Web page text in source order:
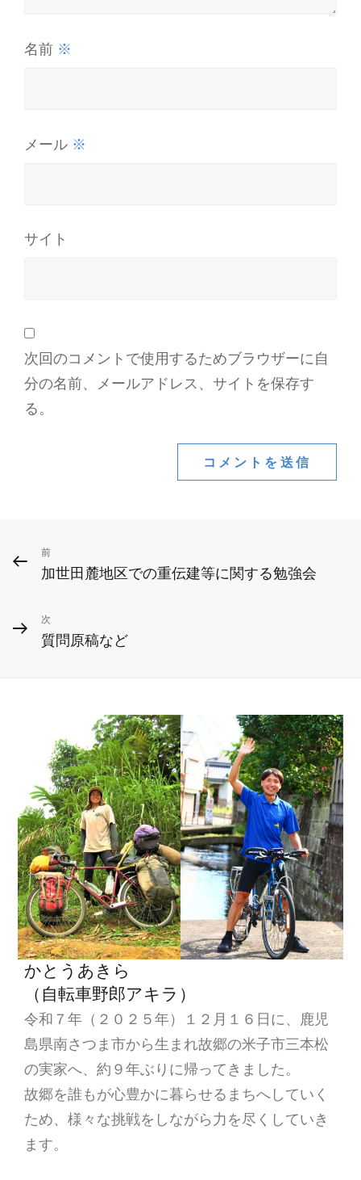
名前 ※
メール ※
サイト
次回のコメントで使用するためブラウザーに自
分の名前、メールアドレス、サイトを保存す
る。
投
稿
ナ
ビ
ン
前
の
稿
前
加世田麓地区での重伝建等に関する勉強会
次
の
次
質問原稿など
かとうあきら
（自転車野郎アキラ）
令和７年（２０２５年）１２月１６日に、鹿児
島県南さつま市から生まれ故郷の米子市三本松
の実家へ、約９年ぶりに帰ってきました。
故郷を誰もが心豊かに暮らせるまちへしていく
ため、様々な挑戦をしながら力を尽くしていき
ます。